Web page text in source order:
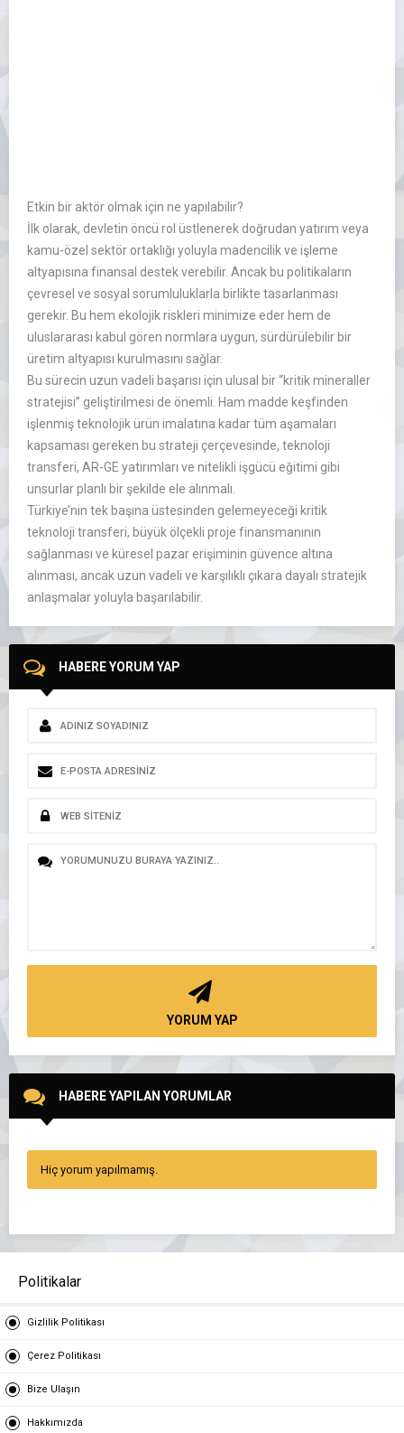
Etkin bir aktör olmak için ne yapılabilir?
İlk olarak, devletin öncü rol üstlenerek doğrudan yatırım veya
kamu-özel sektör ortaklığı yoluyla madencilik ve işleme
altyapısına finansal destek verebilir. Ancak bu politikaların
çevresel ve sosyal sorumluluklarla birlikte tasarlanması
gerekir. Bu hem ekolojik riskleri minimize eder hem de
uluslararası kabul gören normlara uygun, sürdürülebilir bir
üretim altyapısı kurulmasını sağlar.
Bu sürecin uzun vadeli başarısı için ulusal bir ‘‘kritik mineraller
stratejisi’’ geliştirilmesi de önemli. Ham madde keşfinden
işlenmiş teknolojik ürün imalatına kadar tüm aşamaları
kapsaması gereken bu strateji çerçevesinde, teknoloji
transferi, AR-GE yatırımları ve nitelikli işgücü eğitimi gibi
unsurlar planlı bir şekilde ele alınmalı.
Türkiye’nin tek başına üstesinden gelemeyeceği kritik
teknoloji transferi, büyük ölçekli proje finansmanının
sağlanması ve küresel pazar erişiminin güvence altına
alınması, ancak uzun vadeli ve karşılıklı çıkara dayalı stratejik
anlaşmalar yoluyla başarılabilir.
HABERE YORUM YAP
YORUM YAP
HABERE YAPILAN YORUMLAR
Hiç yorum yapılmamış.
Politikalar
Gizlilik Politikası
Çerez Politikası
Bize Ulaşın
Hakkımızda